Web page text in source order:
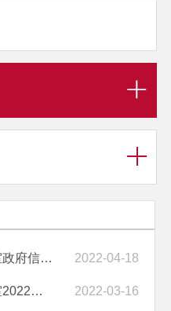
保山市人民政府外事办公室政府信息公开责任追究制度 2022-04-18
保山市人民政府外事办公室2022年部门预算“三公”经费编制说明 2022-03-16